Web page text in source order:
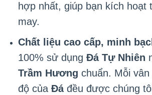
hợp nhất, giúp bạn kích hoạt
may.
Chất liệu cao cấp, minh
100% sử dụng Đá Tự Nhiên
Trầm Hương chuẩn. Mỗi vân
độ của Đáđều được chúng